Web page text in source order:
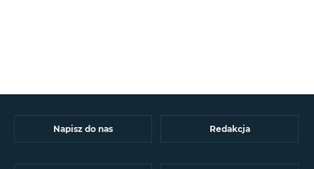
Napisz do nas Redakcja